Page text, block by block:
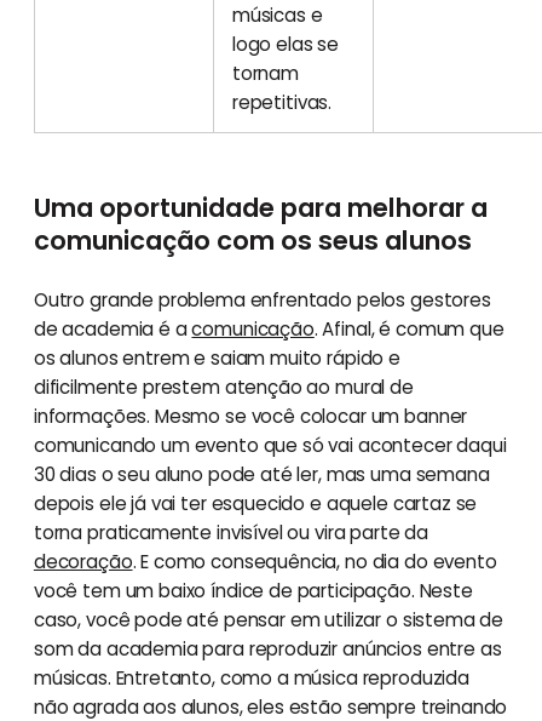
músicas e
logo elas se
tornam
repetitivas.
Uma oportunidade para melhorar a
comunicação com os seus alunos
Outro grande problema enfrentado pelos gestores
de academia é acomunicação. Afinal, é comum que
os alunos entrem e saiam muito rápido e
dificilmente prestem atenção ao mural de
informações. Mesmo se você colocar um banner
comunicando um evento que só vai acontecer daqui
30 dias o seu aluno pode até ler, mas uma semana
depois ele já vai ter esquecido e aquele cartaz se
torna praticamente invisível ou vira parte da
decoração. E como consequência, no dia do evento
você tem um baixo índice de participação. Neste
caso, você pode até pensar em utilizar o sistema de
som da academia para reproduzir anúncios entre as
músicas. Entretanto, como a música reproduzida
não agrada aos alunos, eles estão sempre treinando